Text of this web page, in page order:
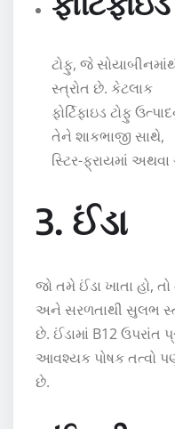
ટોફુ, જે
સ્ત્રોત છે. કેટલાક
ફોર્ટિફાઇડ ટોફુ
તેને શાકભાજી સાથે,
સ્ટિર-ફ્રાયમાં
3. ઈંડા
જો તમે ઈંડા ખાતા હો,
અને સરળતાથી સુલભ
છે. ઈંડામાં B12 ઉપરાંત
આવશ્યક પોષક તત્વો
છે.